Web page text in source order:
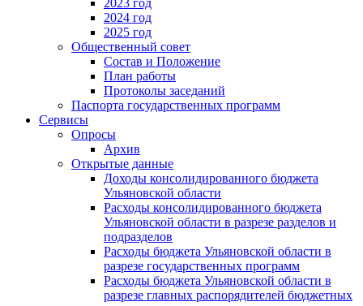
2024 год
2025 год
Общественный совет
Состав и Положение
План работы
Протоколы заседаний
Паспорта государственных программ
Сервисы
Опросы
Архив
Открытые данные
Доходы консолидированного бюджета
Ульяновской области
Расходы консолидированного бюджета
Ульяновской области в разрезе разделов и
подразделов
Расходы бюджета Ульяновской области в
разрезе государственных программ
Расходы бюджета Ульяновской области в
разрезе главных распорядителей бюджетных